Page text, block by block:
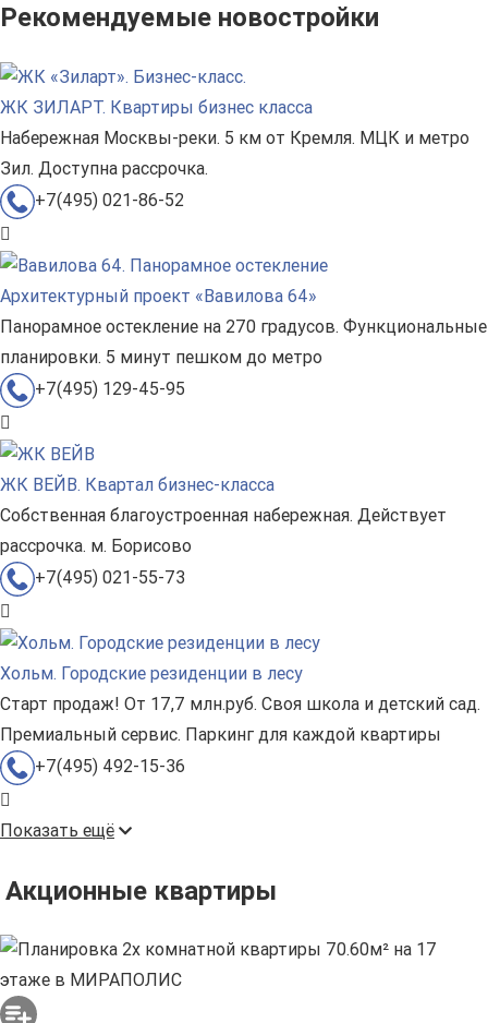
Рекомендуемые новостройки
ЖК ЗИЛАРТ. Квартиры бизнес класса
Набережная Москвы-реки. 5 км от Кремля. МЦК и метро
Зил. Доступна рассрочка.
+7(495) 021-86-52
Архитектурный проект «Вавилова 64»
Панорамное остекление на 270 градусов. Функциональные
планировки. 5 минут пешком до метро
+7(495) 129-45-95
ЖК ВЕЙВ. Квартал бизнес-класса
Собственная благоустроенная набережная. Действует
рассрочка. м. Борисово
+7(495) 021-55-73
Хольм. Городские резиденции в лесу
Старт продаж! От 17,7 млн.руб. Своя школа и детский сад.
Премиальный сервис. Паркинг для каждой квартиры
+7(495) 492-15-36
Показать ещё
Акционные квартиры